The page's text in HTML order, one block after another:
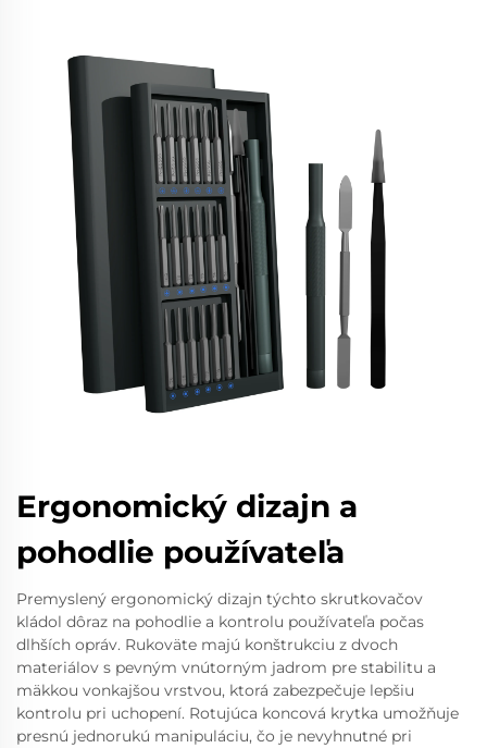
Ergonomický dizajn a
pohodlie používateľa
Premyslený ergonomický dizajn týchto skrutkovačov
kládol dôraz na pohodlie a kontrolu používateľa počas
dlhších opráv. Rukoväte majú konštrukciu z dvoch
materiálov s pevným vnútorným jadrom pre stabilitu a
mäkkou vonkajšou vrstvou, ktorá zabezpečuje lepšiu
kontrolu pri uchopení. Rotujúca koncová krytka umožňuje
presnú jednorukú manipuláciu, čo je nevyhnutné pri